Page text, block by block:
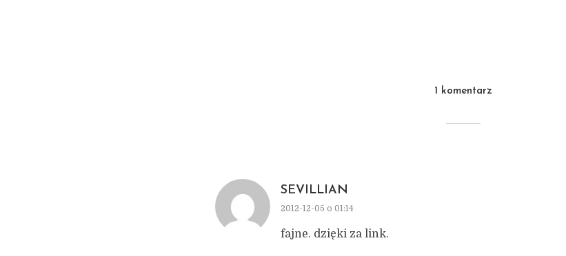
1 komentarz
SEVILLIAN
2012-12-05 o 01:14
fajne. dzięki za link.